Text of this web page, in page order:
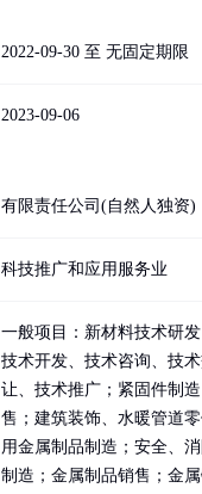
2022-09-30 至 无固定期限
2023-09-06
有限责任公司(自然人独资)
科技推广和应用服务业
一般项目：新材料技术研发
技术开发、技术咨询、技
让、技术推广；紧固件制
售；建筑装饰、水暖管道
用金属制品制造；安全、
制造；金属制品销售；金